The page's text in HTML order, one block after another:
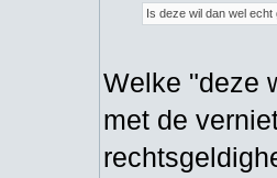
Is deze wil dan wel
Welke "deze
met de